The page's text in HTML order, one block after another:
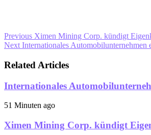
Previous Ximen Mining Corp. kündigt
Next Internationales
Related Articles
Internationales
51 Minuten ago
Ximen Mining Corp. kündigt